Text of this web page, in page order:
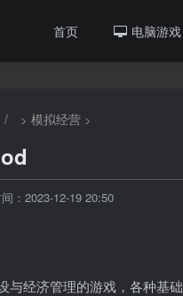
首页 电脑游戏
/ > 模拟经营 >
：2023-12-19 20:50
与经济管理的游戏，各种